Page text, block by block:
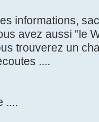
informations,
avez aussi "le
trouverez un
....
....